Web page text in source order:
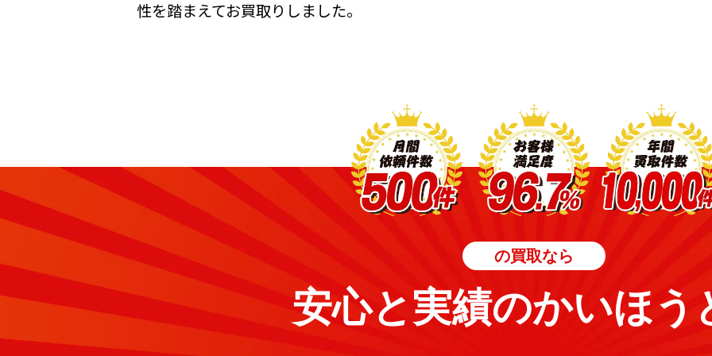
性を踏まえてお買取りしました。
の買取なら
安心と実績のかいほう